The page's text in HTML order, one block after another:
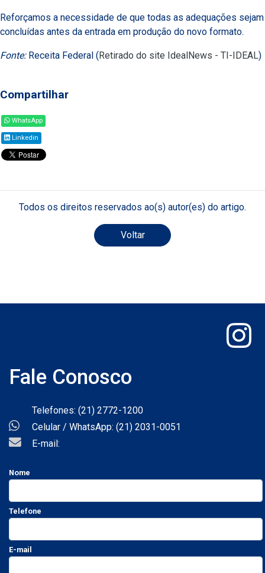
Reforçamos a necessidade de que todas as adequações sejam
concluídas antes da entrada em produção do novo formato.
Fonte:Receita Federal (Retirado do site IdealNews - TI-IDEAL)
Compartilhar
WhatsApp
Linkedin
Todos os direitos reservados ao(s) autor(es) do artigo.
Voltar
Fale Conosco
Telefones: (21) 2772-1200
Celular / WhatsApp: (21) 2031-0051
E-mail:
Nome
Telefone
E-mail